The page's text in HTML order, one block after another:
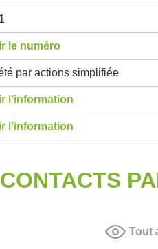
le numéro
par actions simplifiée
l'information
l'information
CONTACTS
Tout